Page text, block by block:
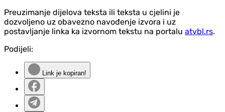
Preuzimanje dijelova teksta ili teksta u cjelini je
dozvoljeno uz obavezno navođenje izvora i uz
postavljanje linka ka izvornom tekstu na portalu atvbl.rs.
Podijeli:
Link je kopiran!